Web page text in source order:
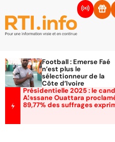
Football : Emerse Faé
n’est plus le
sélectionneur de la
Côte d’Ivoire
Présidentielle 2025 : le
Alassane Ouattara
89,77% des suffrages